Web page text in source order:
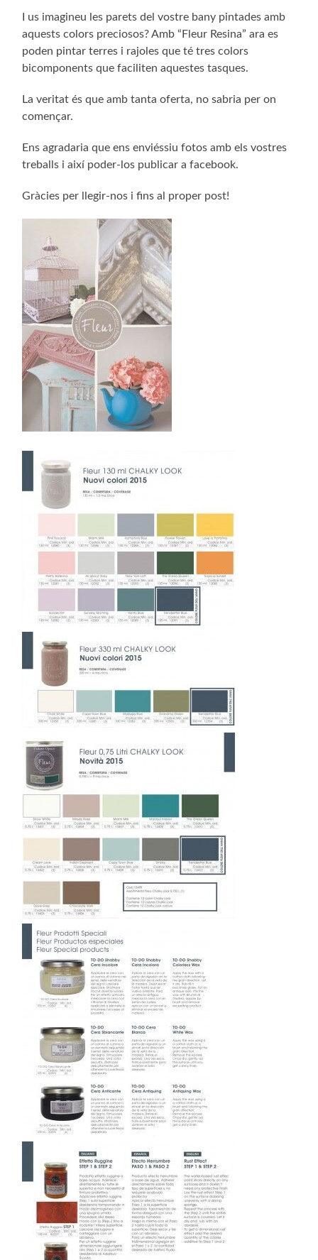
I us imagineu les parets del vostre bany pintades amb
aquests colors preciosos? Amb “Fleur Resina” ara es
poden pintar terres i rajoles que té tres colors
bicomponents que faciliten aquestes tasques.
La veritat és que amb tanta oferta, no sabria per on
començar.
Ens agradaria que ens enviéssiu fotos amb els vostres
treballs i així poder-los publicar a facebook.
Gràcies per llegir-nos i fins al proper post!